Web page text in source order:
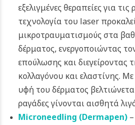
εξελιγμένες θεραπείες για τις
τεχνολογία του laser
μικροτραυματισμούς στα
δέρματος, ενεργοποιώντας
επούλωσης και διεγείροντας
κολλαγόνου και ελαστίνης.
υφή του δέρματος
ραγάδες γίνονται αισθητά
Microneedling (Dermapen)–